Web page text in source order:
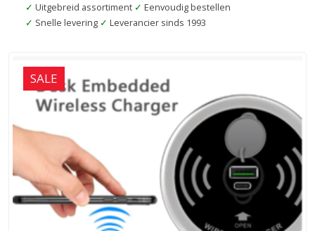
✓ Uitgebreid assortiment ✓ Eenvoudig bestellen
✓ Snelle levering ✓ Leverancier sinds 1993
SALE